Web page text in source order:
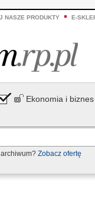
NASZE PRODUKTY E-
Ekonomia i biznes
Zobacz ofertę